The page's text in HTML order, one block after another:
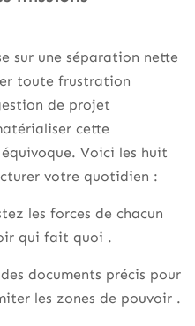
sur une séparation nette
toute frustration
de projet
cette
Voici les huit
votre quotidien :
les forces de chacun
qui fait quoi .
documents précis pour
les zones de pouvoir .